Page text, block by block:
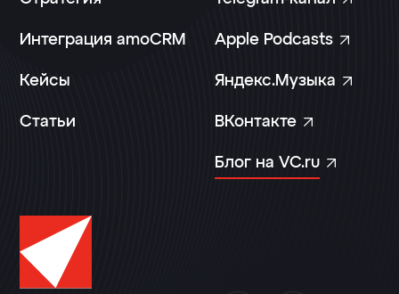
Интеграция amoCRM
Кейсы
Статьи
Apple Podcasts
Яндекс.Музыка
ВКонтакте
Блог на VC.ru